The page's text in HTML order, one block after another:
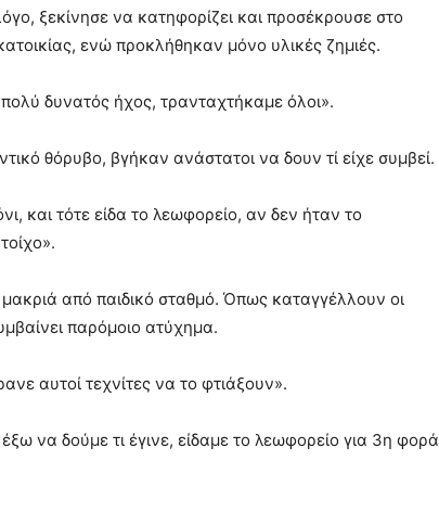
ξεκίνησε να κατηφορίζει και προσέκρουσε στο
ενώ προκλήθηκαν μόνο υλικές ζημιές.
δυνατός ήχος, τρανταχτήκαμε όλοι».
θόρυβο, βγήκαν ανάστατοι να δουν τί είχε συμβεί.
και τότε είδα το λεωφορείο, αν δεν ήταν το
από παιδικό σταθμό. Όπως καταγγέλλουν οι
παρόμοιο ατύχημα.
αυτοί τεχνίτες να το φτιάξουν».
να δούμε τι έγινε, είδαμε το λεωφορείο για 3η φορά